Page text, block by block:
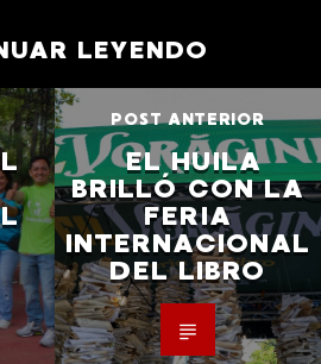
LEYENDO
POST ANTERIOR
EL HUILA
BRILLÓ CON LA
FERIA
INTERNACIONAL
DEL LIBRO